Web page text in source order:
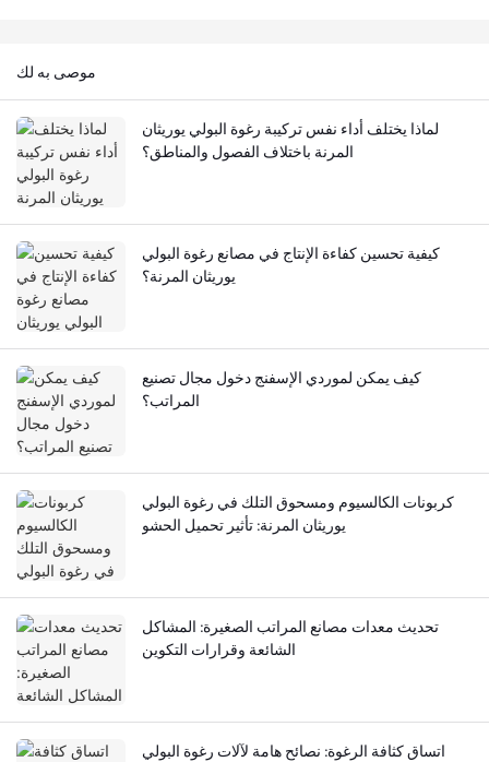
موصى به لك
لماذا يختلف أداء نفس تركيبة رغوة البولي يوريثان
المرنة باختلاف الفصول والمناطق؟
كيفية تحسين كفاءة الإنتاج في مصانع رغوة البولي
يوريثان المرنة؟
كيف يمكن لموردي الإسفنج دخول مجال تصنيع
المراتب؟
كربونات الكالسيوم ومسحوق التلك في رغوة البولي
يوريثان المرنة: تأثير تحميل الحشو
تحديث معدات مصانع المراتب الصغيرة: المشاكل
الشائعة وقرارات التكوين
اتساق كثافة الرغوة: نصائح هامة لآلات رغوة البولي